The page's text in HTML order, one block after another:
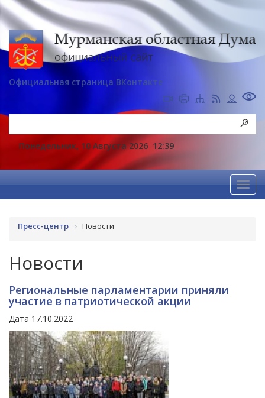
Официальная страница ВКонтакте
Понедельник, 10 Августа 2026 12:39
Пресс-центр Новости
Новости
Региональные парламентарии приняли
участие в патриотической акции
Дата 17.10.2022